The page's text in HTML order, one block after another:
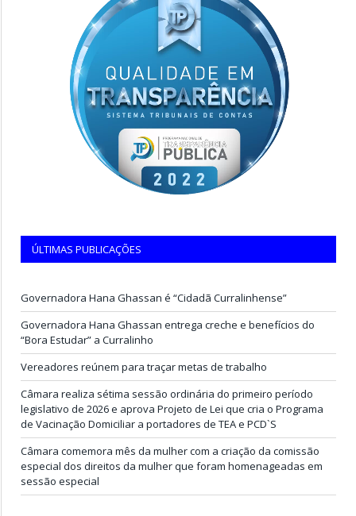
ÚLTIMAS PUBLICAÇÕES
Governadora Hana Ghassan é “Cidadã Curralinhense”
Governadora Hana Ghassan entrega creche e benefícios do
“Bora Estudar” a Curralinho
Vereadores reúnem para traçar metas de trabalho
Câmara realiza sétima sessão ordinária do primeiro período
legislativo de 2026 e aprova Projeto de Lei que cria o Programa
de Vacinação Domiciliar a portadores de TEA e PCD`S
Câmara comemora mês da mulher com a criação da comissão
especial dos direitos da mulher que foram homenageadas em
sessão especial